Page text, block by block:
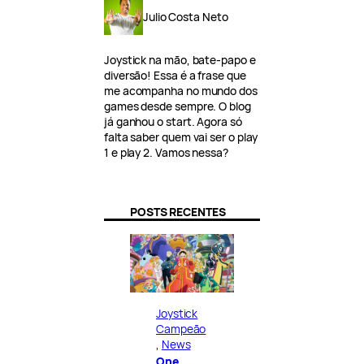
Julio Costa Neto
Joystick na mão, bate-papo e
diversão! Essa é a frase que
me acompanha no mundo dos
games desde sempre. O blog
já ganhou o start. Agora só
falta saber quem vai ser o play
1 e play 2. Vamos nessa?
POSTS RECENTES
Joystick
Campeão
News
One